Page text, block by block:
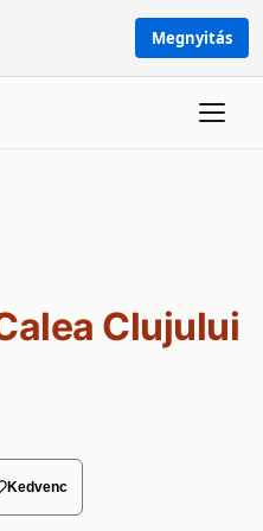
Megnyitás
Clujului
Kedvenc